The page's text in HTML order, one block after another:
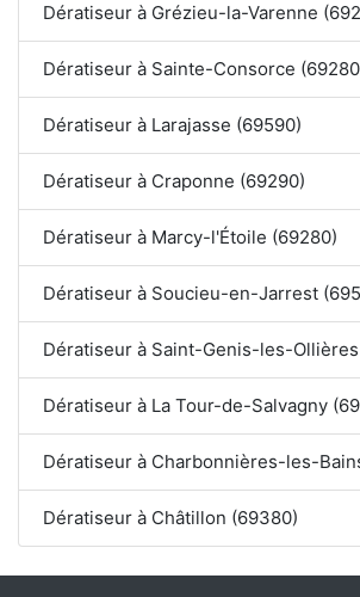
Dératiseur à Grézieu-la-Varenne
Dératiseur à Sainte-Consorce
Dératiseur à Larajasse (69590)
Dératiseur à Craponne (69290)
Dératiseur à Marcy-l'Étoile (69280)
Dératiseur à Soucieu-en-Jarrest
Dératiseur à Saint-Genis-les-
Dératiseur à La Tour-de-Salvagny
Dératiseur à Charbonnières-les-
Dératiseur à Châtillon (69380)